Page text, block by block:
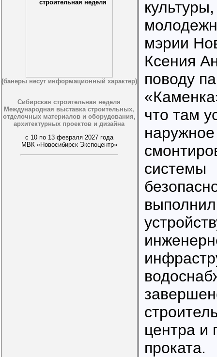
(банеры несут информационный характер)
Сибирская строительная неделя
Международная выставка строительных,
отделочных материалов и оборудования,
архитектурных проектов и дизайна
с 10 по 13 февраля 2027 года
МВК «Новосибирск Экспоцентр»
мэрии
Ксения
поводу
что там
системы
центра и
проката.